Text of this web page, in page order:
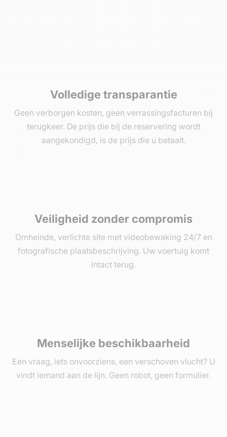
Volledige transparantie
Geen verborgen kosten, geen verrassingsfacturen bij
terugkeer. De prijs die bij de reservering wordt
aangekondigd, is de prijs die u betaalt.
Veiligheid zonder compromis
Omheinde, verlichte site met videobewaking 24/7 en
fotografische plaatsbeschrijving. Uw voertuig komt
intact terug.
Menselijke beschikbaarheid
Een vraag, iets onvoorziens, een verschoven vlucht? U
vindt iemand aan de lijn. Geen robot, geen formulier.